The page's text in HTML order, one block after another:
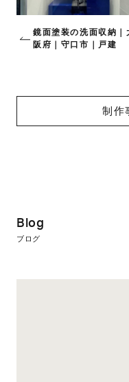
鏡面塗装の洗面収納｜
阪府｜守口市｜戸建
制作
Blog
ブログ